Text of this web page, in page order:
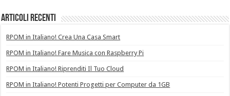
Articoli recenti
RPOM in Italiano! Crea Una Casa Smart
RPOM in Italiano! Fare Musica con Raspberry Pi
RPOM in Italiano! Riprenditi Il Tuo Cloud
RPOM in Italiano! Potenti Progetti per Computer da 1GB